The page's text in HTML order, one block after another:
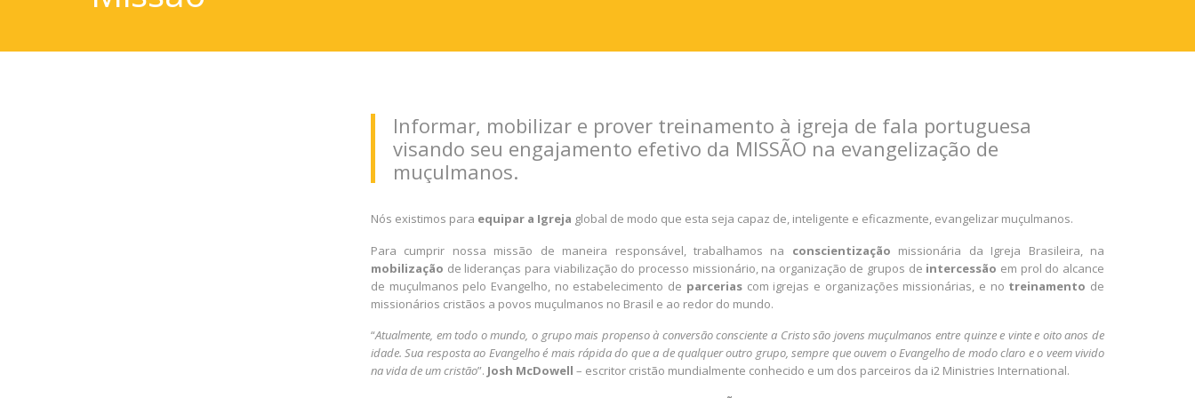
Informar, mobilizar e prover treinamento à igreja de fala portuguesa
visando seu engajamento efetivo da MISSÃO na evangelização de
muçulmanos.
Nós existimos para equipar a Igreja global de modo que esta seja capaz de, inteligente e eficazmente, evangelizar muçulmanos.
Para cumprir nossa missão de maneira responsável, trabalhamos na conscientização missionária da Igreja Brasileira, na
mobilização de lideranças para viabilização do processo missionário, na organização de grupos de intercessão em prol do alcance
de muçulmanos pelo Evangelho, no estabelecimento de parceriascom igrejas e organizações missionárias, e no treinamento de
missionários cristãos a povos muçulmanos no Brasil e ao redor do mundo.
“Atualmente, em todo o mundo, o grupo mais propenso à conversão consciente a Cristo são jovens muçulmanos entre quinze e vinte e oito anos de
idade. Sua resposta ao Evangelho é mais rápida do que a de qualquer outro grupo, sempre que ouvem o Evangelho de modo claro e o veem vivido
na vida de um cristão”. Josh McDowell – escritor cristão mundialmente conhecido e um dos parceiros da i2 Ministries International.